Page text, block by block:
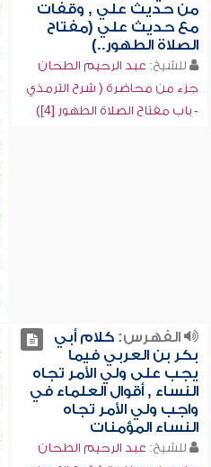
من حديث علي , وقفات
مع حديث علي (مفتاح
الصلاة الطهور..)
للشيخ: عبد الرحيم الطحان
جزء من محاضرة ( شرح الترمذي
- باب مفتاح الصلاة الطهور [4])
الفهرس:كلام أبي
بكر بن العربي فيما
يجب على ولي الأمر تجاه
النساء , أقوال العلماء في
واجب ولي الأمر تجاه
النساء المؤمنات
للشيخ: عبد الرحيم الطحان